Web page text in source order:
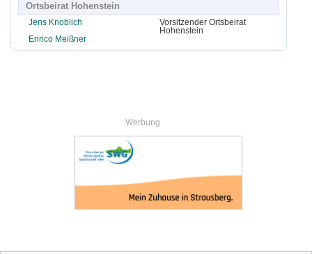
Ortsbeirat Hohenstein
Jens Knoblich
Vorsitzender Ortsbeirat
Hohenstein
Enrico Meißner
Werbung